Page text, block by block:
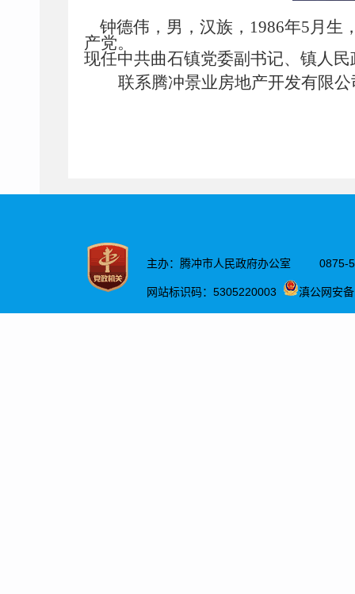
钟德伟，男，汉族，1986年5月生
产党。
现任中共曲石镇党委副书记、镇人
联系腾冲景业房地产开发有限